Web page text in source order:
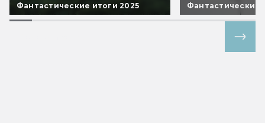
Фантастические итоги 2025 Фантастические